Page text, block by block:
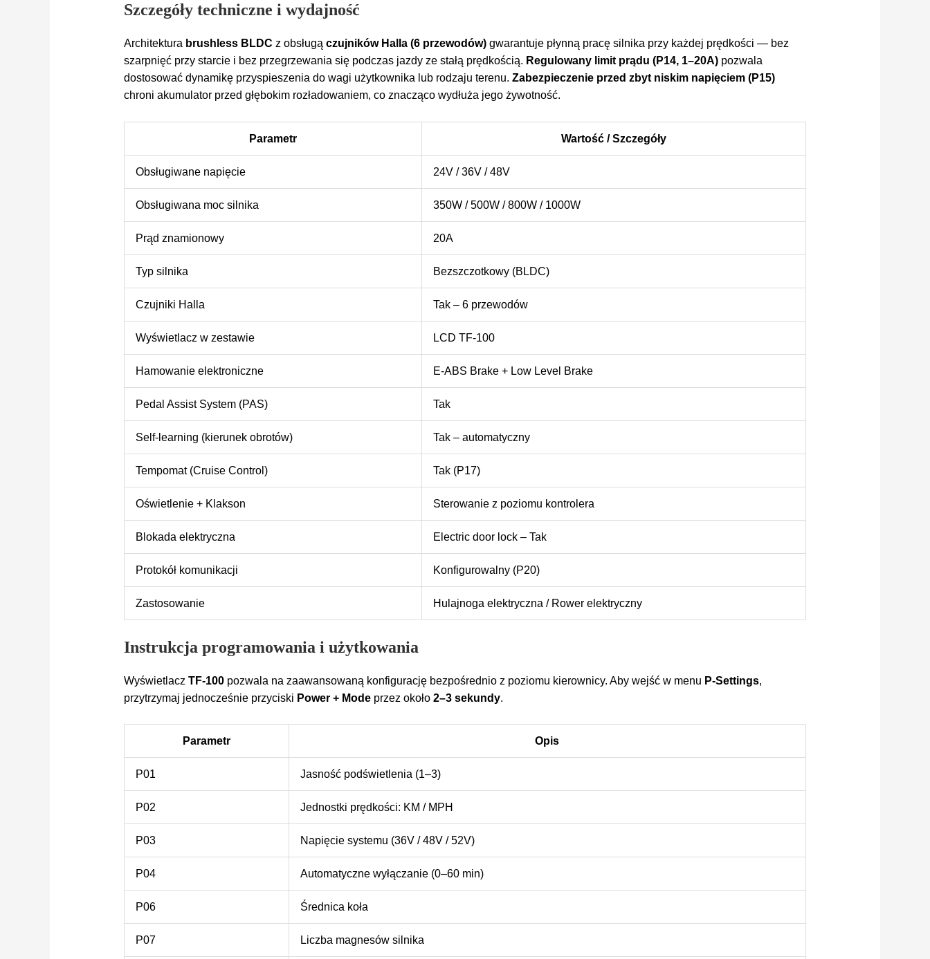
Szczegóły techniczne i wydajność
Architektura brushless BLDC z obsługą czujników Halla (6 przewodów)gwarantuje płynną pracę silnika przy każdej prędkości — bez
szarpnięć przy starcie i bez przegrzewania się podczas jazdy ze stałą prędkością. Regulowany limit prądu (P14, 1–20A)pozwala
dostosować dynamikę przyspieszenia do wagi użytkownika lub rodzaju terenu. Zabezpieczenie przed zbyt niskim napięciem (P15)
chroni akumulator przed głębokim rozładowaniem, co znacząco wydłuża jego żywotność.
Parametr Wartość / Szczegóły
Obsługiwane napięcie 24V / 36V / 48V
Obsługiwana moc silnika 350W / 500W / 800W / 1000W
Prąd znamionowy 20A
Typ silnika Bezszczotkowy (BLDC)
Czujniki Halla Tak – 6 przewodów
Wyświetlacz w zestawie LCD TF-100
Hamowanie elektroniczne E-ABS Brake + Low Level Brake
Pedal Assist System (PAS) Tak
Self-learning (kierunek obrotów) Tak – automatyczny
Tempomat (Cruise Control) Tak (P17)
Oświetlenie + Klakson Sterowanie z poziomu kontrolera
Blokada elektryczna Electric door lock – Tak
Protokół komunikacji Konfigurowalny (P20)
Zastosowanie Hulajnoga elektryczna / Rower elektryczny
Instrukcja programowania i użytkowania
Wyświetlacz TF-100pozwala na zaawansowaną konfigurację bezpośrednio z poziomu kierownicy. Aby wejść w menu P-Settings,
przytrzymaj jednocześnie przyciski Power + Modeprzez około 2–3 sekundy.
Parametr Opis
P01 Jasność podświetlenia (1–3)
P02 Jednostki prędkości: KM / MPH
P03 Napięcie systemu (36V / 48V / 52V)
P04 Automatyczne wyłączanie (0–60 min)
P06 Średnica koła
P07 Liczba magnesów silnika